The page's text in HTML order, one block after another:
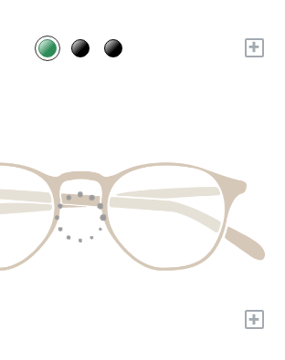
+
+